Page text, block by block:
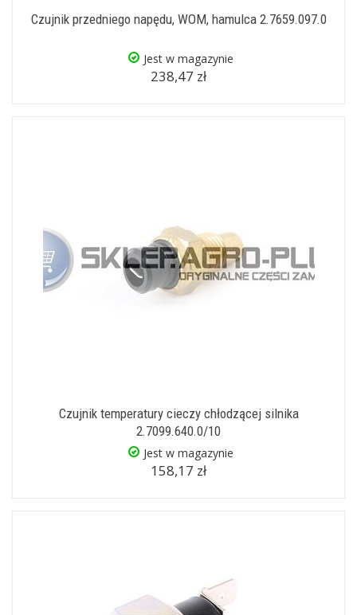
Czujnik przedniego napędu, WOM, hamulca 2.7659.097.0
Jest w magazynie
238,47 zł
Czujnik temperatury cieczy chłodzącej silnika
2.7099.640.0/10
Jest w magazynie
158,17 zł